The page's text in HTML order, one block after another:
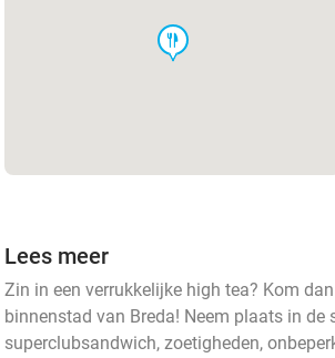
food
Lees meer
Zin in een verrukkelijke high tea? Kom
binnenstad van Breda! Neem plaats in de
superclubsandwich, zoetigheden,